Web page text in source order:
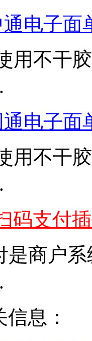
通电子面
用不干
通电子面
用不干
码支付
是商户
信息：